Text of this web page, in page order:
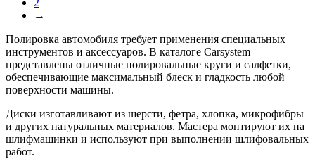
2
→
Полировка автомобиля требует применения специальных
инструментов и аксессуаров. В каталоге Carsystem
представлены отличные полировальные круги и салфетки,
обеспечивающие максимальный блеск и гладкость любой
поверхности машины.
Диски изготавливают из шерсти, фетра, хлопка, микрофибры
и других натуральных материалов. Мастера монтируют их на
шлифмашинки и используют при выполнении шлифовальных
работ.